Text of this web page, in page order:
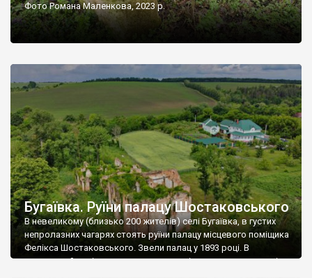
Фото Романа Маленкова, 2023 р.
Бугаївка. Руїни палацу Шостаковського
В невеликому (близько 200 жителів) селі Бугаївка, в густих
непролазних чагарях стоять руїни палацу місцевого поміщика
Фелікса Шостаковського. Звели палац у 1893 році. В
радянський період у ньому спочатку містилася школа, потім